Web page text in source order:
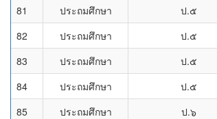
81
ประถมศึกษา ป.๕
82
ประถมศึกษา ป.๕
83
ประถมศึกษา ป.๕
84
ประถมศึกษา ป.๕
85
ประถมศึกษา ป.๖